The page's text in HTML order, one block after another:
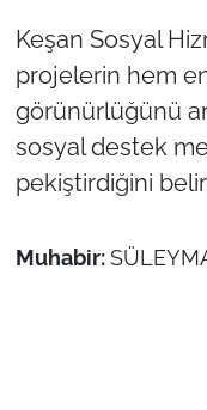
Keşan Sosyal
projelerin hem
görünürlüğünü
sosyal destek
pekiştirdiğini
Muhabir: